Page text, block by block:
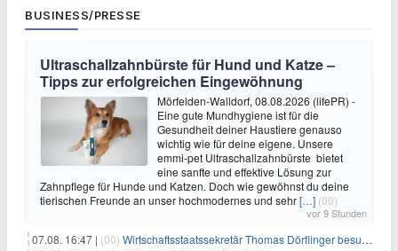
BUSINESS/PRESSE
Ultraschallzahnbürste für Hund und Katze –
Tipps zur erfolgreichen Eingewöhnung
Mörfelden-Walldorf, 08.08.2026 (lifePR) -
Eine gute Mundhygiene ist für die
Gesundheit deiner Haustiere genauso
wichtig wie für deine eigene. Unsere
emmi-pet Ultraschallzahnbürste bietet
eine sanfte und effektive Lösung zur
Zahnpflege für Hunde und Katzen. Doch wie gewöhnst du deine
tierischen Freunde an unser hochmodernes und sehr[…] (00)
vor 9 Stunden
07.08. 16:47 | (00) Wirtschaftsstaatssekretär Thomas Dörflinger besucht Handwerksbetrieb im Kammerbezirk Freiburg